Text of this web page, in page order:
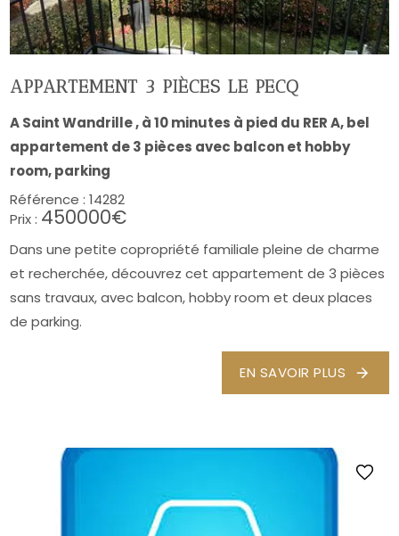
APPARTEMENT 3 PIÈCES LE PECQ
A Saint Wandrille , à 10 minutes à pied du RER A, bel
appartement de 3 pièces avec balcon et hobby
room, parking
Référence :14282
Prix : 450000€
Dans une petite copropriété familiale pleine de charme
et recherchée, découvrez cet appartement de 3 pièces
sans travaux, avec balcon, hobby room et deux places
de parking.
EN SAVOIR PLUS